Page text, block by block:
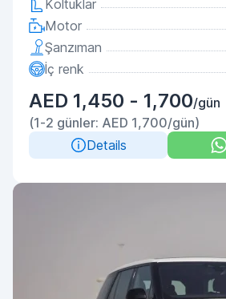
Koltuklar
Motor
Şanzıman
İç renk
AED 1,450 - 1,700/gün
(1-2 günler: AED 1,700/gün)
Details